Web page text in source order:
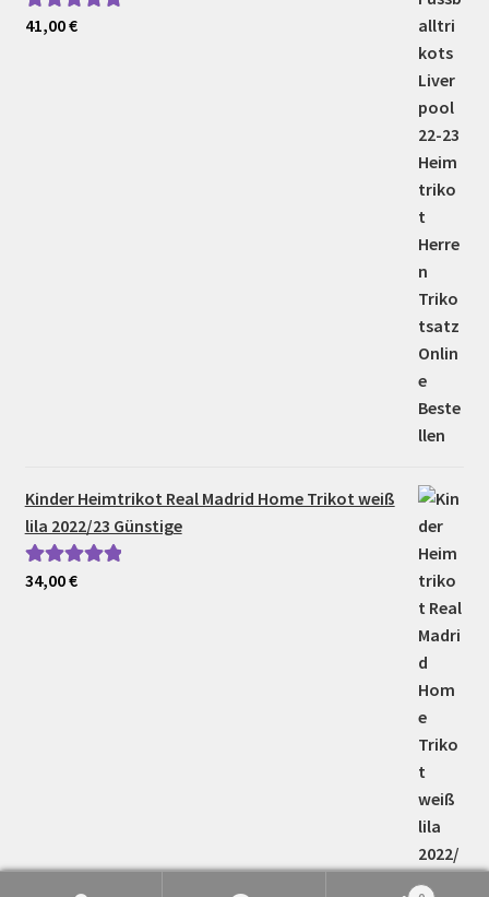
Bewertet mit
41,00€
Kinder Heimtrikot Real Madrid Home Trikot weiß
lila 2022/23 Günstige
Bewertet mit
34,00€